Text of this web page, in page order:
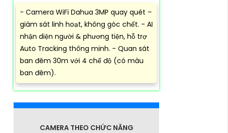
- Camera WiFi Dahua 3MP quay quét –
giám sát linh hoạt, không góc chết. - AI
nhận diện người & phương tiện, hỗ trợ
Auto Tracking thông minh. - Quan sát
ban đêm 30m với 4 chế độ (có màu
ban đêm).
CAMERA THEO CHỨC NĂNG